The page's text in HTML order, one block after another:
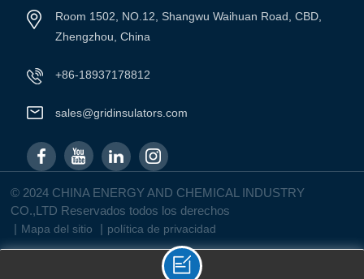
Room 1502, NO.12, Shangwu Waihuan Road, CBD,
Zhengzhou, China
+86-18937178812
sales@gridinsulators.com
© 2024 CHINA ENERGY AND CHEMICAL INDUSTRY
CO.,LTD Reservados todos los derechos
| Mapa del sitio | política de privacidad